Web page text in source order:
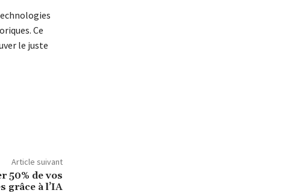
Ce
le juste
Article suivant
50% de vos
grâce à l’IA